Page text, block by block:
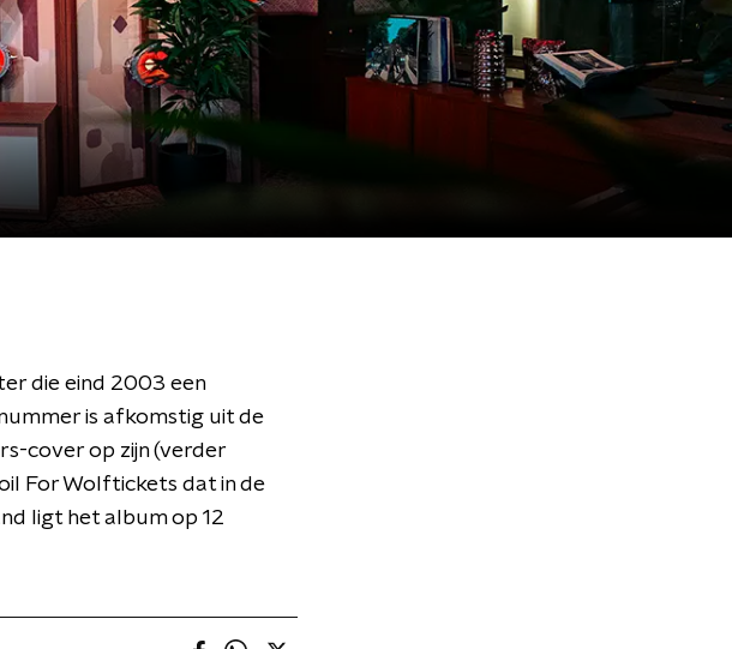
die eind 2003 een
is afkomstig uit de
cover op zijn (verder
For Wolftickets dat in de
ligt het album op 12